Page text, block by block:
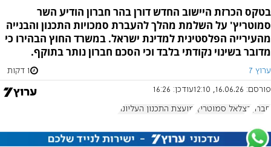
בטקס הכרזת היישוב החדש דורן בהר חברון הודיע השר
סמוטריץ' על השלמת מהלך להעברת סמכויות התכנון והבנייה
מהעירייה הפלסטינית למדינת ישראל. במשרד החוץ הבהירו כי
מדובר בשינוי נקודתי בלבד וכי הסכם חברון נותר בתוקף.
ערוץ 7 1 דקות
פורסם: 16.06.26, 12:10 עודכן: 16:26
חברון בצלאל סמוטריץ' מועצת התכנון העליונה